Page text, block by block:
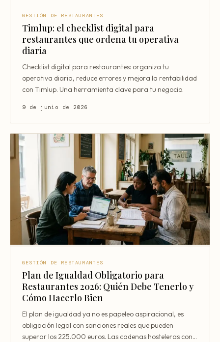
GESTIÓN DE RESTAURANTES
Timlup: el checklist digital para
restaurantes que ordena tu operativa
diaria
Checklist digital para restaurantes: organiza tu
operativa diaria, reduce errores y mejora la rentabilidad
con Timlup. Una herramienta clave para tu negocio.
9 de junio de 2026
GESTIÓN DE RESTAURANTES
Plan de Igualdad Obligatorio para
Restaurantes 2026: Quién Debe Tenerlo y
Cómo Hacerlo Bien
El plan de igualdad ya no es papeleo aspiracional, es
obligación legal con sanciones reales que pueden
superar los 225.000 euros. Las cadenas hosteleras con